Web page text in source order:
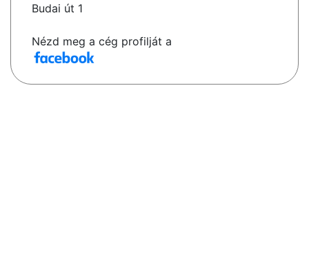
Budai út 1
Nézd meg a cég profilját a